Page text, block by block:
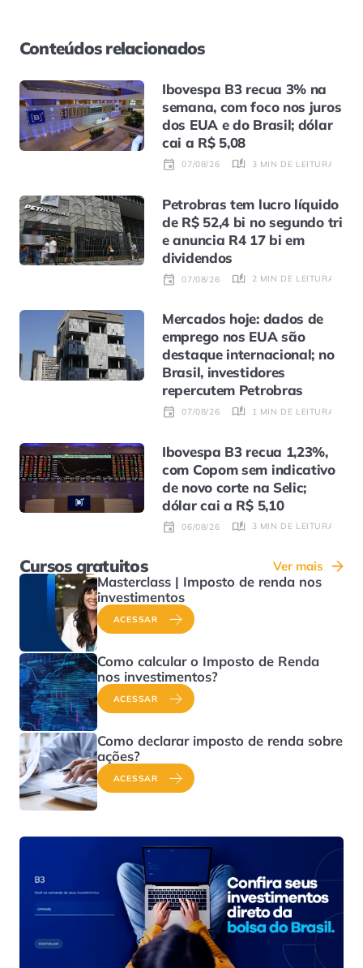
Conteúdos relacionados
Ibovespa B3 recua 3% na
semana, com foco nos juros
dos EUA e do Brasil; dólar
cai a R$ 5,08
07/08/26 3 MIN DE LEITURA
Petrobras tem lucro líquido
de R$ 52,4 bi no segundo tri
e anuncia R4 17 bi em
dividendos
07/08/26 2 MIN DE LEITURA
Mercados hoje: dados de
emprego nos EUA são
destaque internacional; no
Brasil, investidores
repercutem Petrobras
07/08/26 1 MIN DE LEITURA
Ibovespa B3 recua 1,23%,
com Copom sem indicativo
de novo corte na Selic;
dólar cai a R$ 5,10
06/08/26 3 MIN DE LEITURA
Cursos gratuitos Ver mais
Masterclass | Imposto de renda nos
investimentos
ACESSAR
Como calcular o Imposto de Renda
nos investimentos?
ACESSAR
Como declarar imposto de renda sobre
ações?
ACESSAR